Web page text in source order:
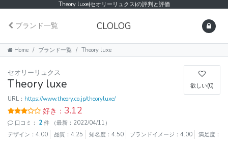
Theory luxe(セオリーリュクス)の評判と評価
ブランド一覧 CLOLOG
Home ブランド一覧 Theory luxe
欲しい(0)
セオリーリュクス
Theory luxe
URL： https://www.theory.co.jp/theoryluxe/
好き： 3.12
口コミ： 2 件
（最新：2022/04/11）
デザイン：4.00
品質：4.25 知名度：4.50 ブランドイメージ：4.00 満足度：